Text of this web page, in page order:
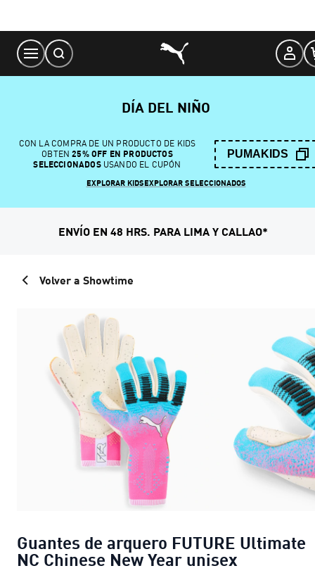
Content
DÍA DEL NIÑO
CON LA COMPRA DE UN PRODUCTO DE KIDS
OBTEN 25% OFF EN PRODUCTOS
SELECCIONADOSUSANDO EL CUPÓN
PUMAKIDS
EXPLORAR KIDSEXPLORAR SELECCIONADOS
ENVÍO EN 48 HRS. PARA LIMA Y CALLAO*
Volver a Showtime
Guantes de arquero FUTURE Ultimate
NC Chinese New Year unisex